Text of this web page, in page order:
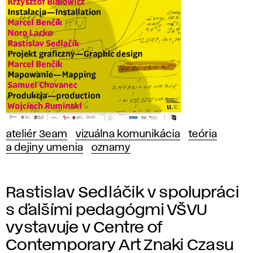
ateliér 3eam vizuálna komunikácia
teória
a dejiny umenia
oznamy
Rastislav Sedláčik v spolupráci
s ďalšími pedagógmi VŠVU
vystavuje v Centre of
Contemporary Art Znaki Czasu